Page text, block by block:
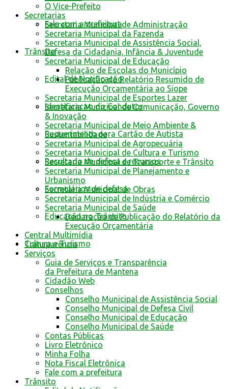
Fale com a prefeitura
Trânsito
Edital de Notificação
Identificacao do Condutor
Requerimento para Cartão de Autista
Resultado de defesa e recursos
Formulários de defesa
Educação no Trânsito
Cultura e Turismo
O Vice-Prefeito
Secretarias
Secretaria Municipal de Administração
Secretaria Municipal da Fazenda
Secretaria Municipal de Assistência Social,
Defesa da Cidadania, Infância & Juventude
Secretaria Municipal de Educação
Relação de Escolas do Município
Publicação do Relatório Resumido de
Execução Orçamentária ao Siope
Secretaria Municipal de Esportes Lazer
Secretaria Municipal de Comunicação, Governo
& Inovação
Secretaria Municipal de Meio Ambiente &
Sustentabilidade
Secretaria Municipal de Agropecuária
Secretaria Municipal de Cultura e Turismo
Secretaria Municipal de Transporte e Trânsito
Secretaria Municipal de Planejamento e
Urbanismo
Secretaria Municipal de Obras
Secretaria Municipal de Indústria e Comércio
Secretaria Municipal de Saúde
Declaração de Publicação do Relatório da
Execução Orçamentária
Central Multimídia
Transparência
Serviços
Guia de Serviços e Transparência
da Prefeitura de Mantena
Cidadão Web
Conselhos
Conselho Municipal de Assistência Social
Conselho Municipal de Defesa Civil
Conselho Municipal de Educação
Conselho Municipal de Saúde
Contas Públicas
Livro Eletrônico
Minha Folha
Nota Fiscal Eletrônica
Fale com a prefeitura
Trânsito